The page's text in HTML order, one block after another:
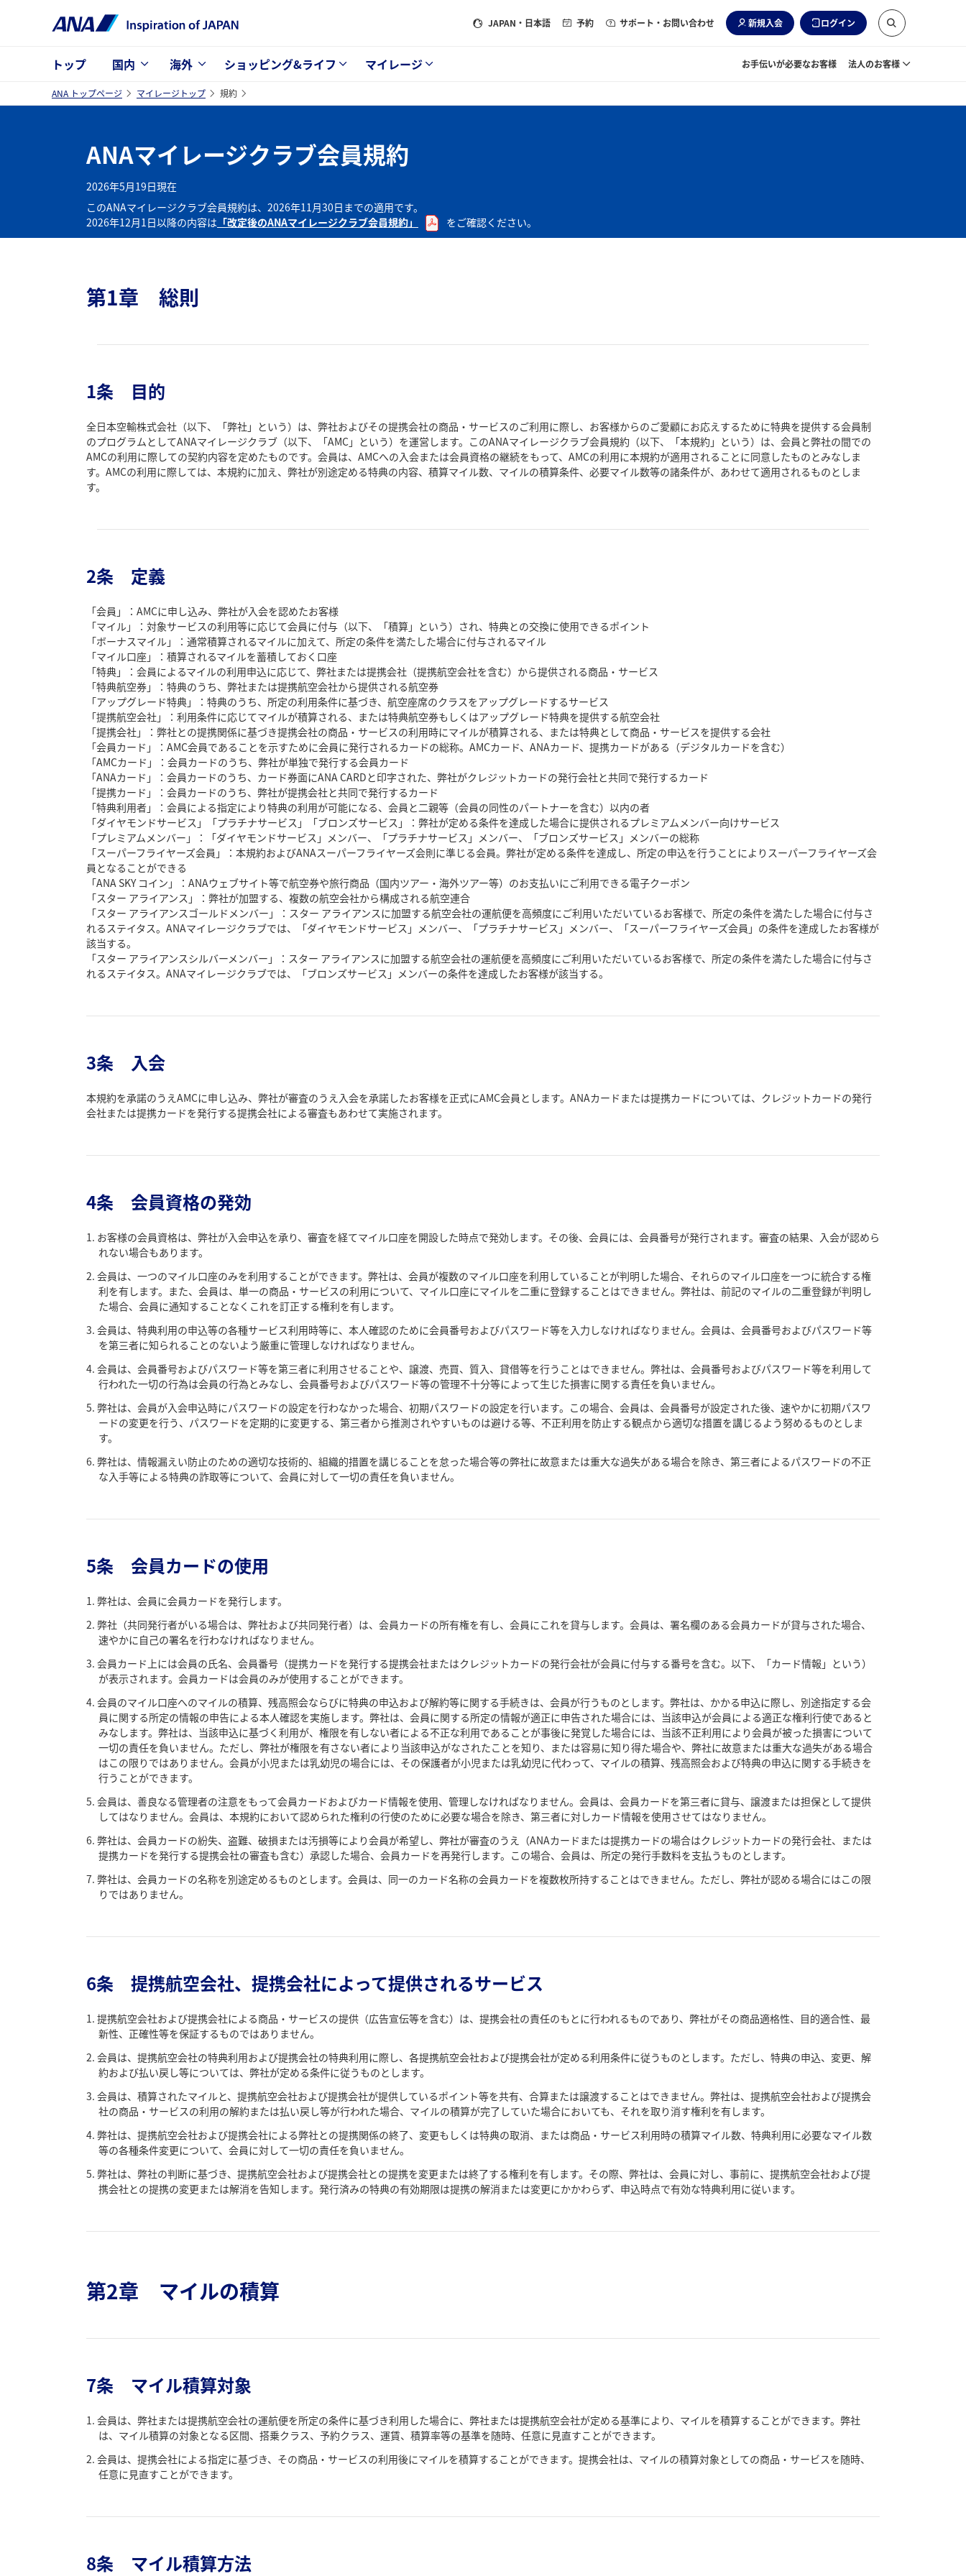
JAPAN ・日本語 予約 サポート・お問い合わせ 新規入会 ログイン
トップ 国内 海外 ショッピング&ライフ マイレージ お手伝いが必要なお客様 法人のお客様
ANA トップページ マイレージトップ 規約
ANAマイレージクラブ会員規約
2026年5月19日現在
このANAマイレージクラブ会員規約は、2026年11月30日までの適用です。
2026年12月1日以降の内容は 「改定後のANAマイレージクラブ会員規約」 をご確認ください。
第1章 総則
1条 目的
全日本空輸株式会社（以下、「弊社」という）は、弊社およびその提携会社の商品・サービスのご利用に際し、お客様からのご愛顧にお応えするために特典を提供する会員制
のプログラムとしてANAマイレージクラブ（以下、「AMC」という）を運営します。このANAマイレージクラブ会員規約（以下、「本規約」という）は、会員と弊社の間での
AMCの利用に際しての契約内容を定めたものです。会員は、AMCへの入会または会員資格の継続をもって、AMCの利用に本規約が適用されることに同意したものとみなしま
す。AMCの利用に際しては、本規約に加え、弊社が別途定める特典の内容、積算マイル数、マイルの積算条件、必要マイル数等の諸条件が、あわせて適用されるものとしま
す。
2条 定義
「会員」：AMCに申し込み、弊社が入会を認めたお客様
「マイル」：対象サービスの利用等に応じて会員に付与（以下、「積算」という）され、特典との交換に使用できるポイント
「ボーナスマイル」：通常積算されるマイルに加えて、所定の条件を満たした場合に付与されるマイル
「マイル口座」：積算されるマイルを蓄積しておく口座
「特典」：会員によるマイルの利用申込に応じて、弊社または提携会社（提携航空会社を含む）から提供される商品・サービス
「特典航空券」：特典のうち、弊社または提携航空会社から提供される航空券
「アップグレード特典」：特典のうち、所定の利用条件に基づき、航空座席のクラスをアップグレードするサービス
「提携航空会社」：利用条件に応じてマイルが積算される、または特典航空券もしくはアップグレード特典を提供する航空会社
「提携会社」：弊社との提携関係に基づき提携会社の商品・サービスの利用時にマイルが積算される、または特典として商品・サービスを提供する会社
「会員カード」：AMC会員であることを示すために会員に発行されるカードの総称。AMCカード、ANAカード、提携カードがある（デジタルカードを含む）
「AMCカード」：会員カードのうち、弊社が単独で発行する会員カード
「ANAカード」：会員カードのうち、カード券面にANA CARDと印字された、弊社がクレジットカードの発行会社と共同で発行するカード
「提携カード」：会員カードのうち、弊社が提携会社と共同で発行するカード
「特典利用者」：会員による指定により特典の利用が可能になる、会員と二親等（会員の同性のパートナーを含む）以内の者
「ダイヤモンドサービス」「プラチナサービス」「ブロンズサービス」：弊社が定める条件を達成した場合に提供されるプレミアムメンバー向けサービス
「プレミアムメンバー」：「ダイヤモンドサービス」メンバー、「プラチナサービス」メンバー、「ブロンズサービス」メンバーの総称
「スーパーフライヤーズ会員」：本規約およびANAスーパーフライヤーズ会則に準じる会員。弊社が定める条件を達成し、所定の申込を行うことによりスーパーフライヤーズ会
員となることができる
「ANA SKY コイン」：ANAウェブサイト等で航空券や旅行商品（国内ツアー・海外ツアー等）のお支払いにご利用できる電子クーポン
「スター アライアンス」：弊社が加盟する、複数の航空会社から構成される航空連合
「スター アライアンスゴールドメンバー」：スター アライアンスに加盟する航空会社の運航便を高頻度にご利用いただいているお客様で、所定の条件を満たした場合に付与さ
れるステイタス。ANAマイレージクラブでは、「ダイヤモンドサービス」メンバー、「プラチナサービス」メンバー、「スーパーフライヤーズ会員」の条件を達成したお客様が
該当する。
「スター アライアンスシルバーメンバー」：スター アライアンスに加盟する航空会社の運航便を高頻度にご利用いただいているお客様で、所定の条件を満たした場合に付与さ
れるステイタス。ANAマイレージクラブでは、「ブロンズサービス」メンバーの条件を達成したお客様が該当する。
3条 入会
本規約を承諾のうえAMCに申し込み、弊社が審査のうえ入会を承諾したお客様を正式にAMC会員とします。ANAカードまたは提携カードについては、クレジットカードの発行
会社または提携カードを発行する提携会社による審査もあわせて実施されます。
4条 会員資格の発効
お客様の会員資格は、弊社が入会申込を承り、審査を経てマイル口座を開設した時点で発効します。その後、会員には、会員番号が発行されます。審査の結果、入会が認めら
れない場合もあります。
会員は、一つのマイル口座のみを利用することができます。弊社は、会員が複数のマイル口座を利用していることが判明した場合、それらのマイル口座を一つに統合する権
利を有します。また、会員は、単一の商品・サービスの利用について、マイル口座にマイルを二重に登録することはできません。弊社は、前記のマイルの二重登録が判明し
た場合、会員に通知することなくこれを訂正する権利を有します。
会員は、特典利用の申込等の各種サービス利用時等に、本人確認のために会員番号およびパスワード等を入力しなければなりません。会員は、会員番号およびパスワード等
を第三者に知られることのないよう厳重に管理しなければなりません。
会員は、会員番号およびパスワード等を第三者に利用させることや、譲渡、売買、質入、貸借等を行うことはできません。弊社は、会員番号およびパスワード等を利用して
行われた一切の行為は会員の行為とみなし、会員番号およびパスワード等の管理不十分等によって生じた損害に関する責任を負いません。
弊社は、会員が入会申込時にパスワードの設定を行わなかった場合、初期パスワードの設定を行います。この場合、会員は、会員番号が設定された後、速やかに初期パスワ
ードの変更を行う、パスワードを定期的に変更する、第三者から推測されやすいものは避ける等、不正利用を防止する観点から適切な措置を講じるよう努めるものとしま
す。
弊社は、情報漏えい防止のための適切な技術的、組織的措置を講じることを怠った場合等の弊社に故意または重大な過失がある場合を除き、第三者によるパスワードの不正
な入手等による特典の詐取等について、会員に対して一切の責任を負いません。
5条 会員カードの使用
弊社は、会員に会員カードを発行します。
弊社（共同発行者がいる場合は、弊社および共同発行者）は、会員カードの所有権を有し、会員にこれを貸与します。会員は、署名欄のある会員カードが貸与された場合、
速やかに自己の署名を行わなければなりません。
会員カード上には会員の氏名、会員番号（提携カードを発行する提携会社またはクレジットカードの発行会社が会員に付与する番号を含む。以下、「カード情報」という）
が表示されます。会員カードは会員のみが使用することができます。
会員のマイル口座へのマイルの積算、残高照会ならびに特典の申込および解約等に関する手続きは、会員が行うものとします。弊社は、かかる申込に際し、別途指定する会
員に関する所定の情報の申告による本人確認を実施します。弊社は、会員に関する所定の情報が適正に申告された場合には、当該申込が会員による適正な権利行使であると
みなします。弊社は、当該申込に基づく利用が、権限を有しない者による不正な利用であることが事後に発覚した場合には、当該不正利用により会員が被った損害について
一切の責任を負いません。ただし、弊社が権限を有さない者により当該申込がなされたことを知り、または容易に知り得た場合や、弊社に故意または重大な過失がある場合
はこの限りではありません。会員が小児または乳幼児の場合には、その保護者が小児または乳幼児に代わって、マイルの積算、残高照会および特典の申込に関する手続きを
行うことができます。
会員は、善良なる管理者の注意をもって会員カードおよびカード情報を使用、管理しなければなりません。会員は、会員カードを第三者に貸与、譲渡または担保として提供
してはなりません。会員は、本規約において認められた権利の行使のために必要な場合を除き、第三者に対しカード情報を使用させてはなりません。
弊社は、会員カードの紛失、盗難、破損または汚損等により会員が希望し、弊社が審査のうえ（ANAカードまたは提携カードの場合はクレジットカードの発行会社、または
提携カードを発行する提携会社の審査も含む）承認した場合、会員カードを再発行します。この場合、会員は、所定の発行手数料を支払うものとします。
弊社は、会員カードの名称を別途定めるものとします。会員は、同一のカード名称の会員カードを複数枚所持することはできません。ただし、弊社が認める場合にはこの限
りではありません。
6条 提携航空会社、提携会社によって提供されるサービス
提携航空会社および提携会社による商品・サービスの提供（広告宣伝等を含む）は、提携会社の責任のもとに行われるものであり、弊社がその商品適格性、目的適合性、最
新性、正確性等を保証するものではありません。
会員は、提携航空会社の特典利用および提携会社の特典利用に際し、各提携航空会社および提携会社が定める利用条件に従うものとします。ただし、特典の申込、変更、解
約および払い戻し等については、弊社が定める条件に従うものとします。
会員は、積算されたマイルと、提携航空会社および提携会社が提供しているポイント等を共有、合算または譲渡することはできません。弊社は、提携航空会社および提携会
社の商品・サービスの利用の解約または払い戻し等が行われた場合、マイルの積算が完了していた場合においても、それを取り消す権利を有します。
弊社は、提携航空会社および提携会社による弊社との提携関係の終了、変更もしくは特典の取消、または商品・サービス利用時の積算マイル数、特典利用に必要なマイル数
等の各種条件変更について、会員に対して一切の責任を負いません。
弊社は、弊社の判断に基づき、提携航空会社および提携会社との提携を変更または終了する権利を有します。その際、弊社は、会員に対し、事前に、提携航空会社および提
携会社との提携の変更または解消を告知します。発行済みの特典の有効期限は提携の解消または変更にかかわらず、申込時点で有効な特典利用に従います。
第2章 マイルの積算
7条 マイル積算対象
会員は、弊社または提携航空会社の運航便を所定の条件に基づき利用した場合に、弊社または提携航空会社が定める基準により、マイルを積算することができます。弊社
は、マイル積算の対象となる区間、搭乗クラス、予約クラス、運賃、積算率等の基準を随時、任意に見直すことができます。
会員は、提携会社による指定に基づき、その商品・サービスの利用後にマイルを積算することができます。提携会社は、マイルの積算対象としての商品・サービスを随時、
任意に見直すことができます。
8条 マイル積算方法